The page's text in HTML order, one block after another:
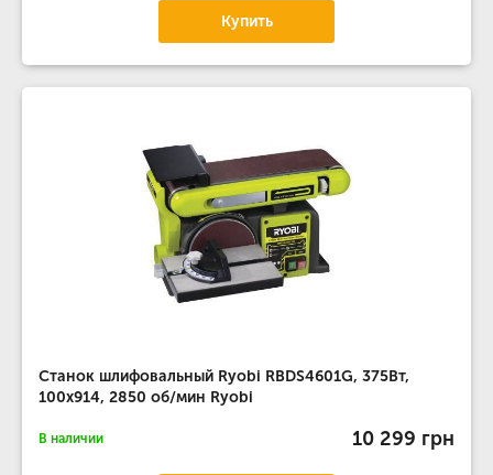
Купить
Станок шлифовальный Ryobi RBDS4601G, 375Вт,
100х914, 2850 об/мин Ryobi
В наличии 10 299 грн